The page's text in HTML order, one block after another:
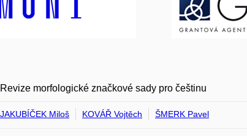
Revize morfologické značkové sady pro češtinu
JAKUBÍČEK Miloš KOVÁŘ Vojtěch ŠMERK Pavel